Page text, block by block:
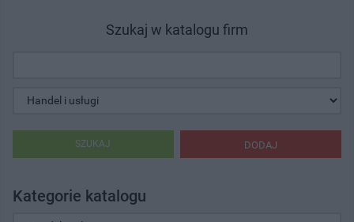
Szukaj w katalogu firm
DODAJ
SZUKAJ
Kategorie katalogu